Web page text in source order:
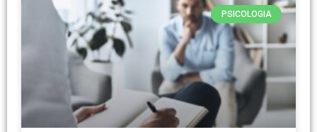
PSICOLOGIA